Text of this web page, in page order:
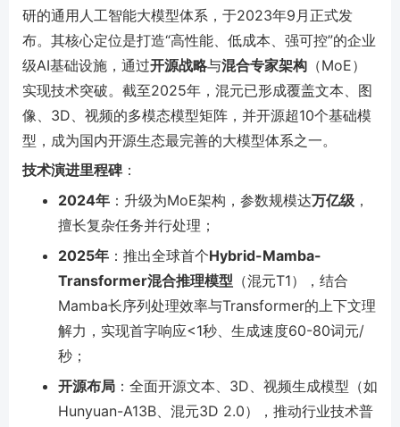
研的通用人工智能大模型体系，于2023年9月正式发
布。其核心定位是打造“高性能、低成本、强可控”的企业
级AI基础设施，通过开源战略与混合专家架构 （MoE）
实现技术突破。截至2025年，混元已形成覆盖文本、图
像、3D、视频的多模态模型矩阵，并开源超10个基础模
型，成为国内开源生态最完善的大模型体系之一。
技术演进里程碑：
2024年 ：升级为MoE架构，参数规模达万亿级 ，
擅长复杂任务并行处理；
2025年 ：推出全球首个Hybrid-Mamba-
Transformer混合推理模型 （混元T1），结合
Mamba长序列处理效率与Transformer的上下文理
解力，实现首字响应<1秒、生成速度60-80词元/
秒；
开源布局 ：全面开源文本、3D、视频生成模型（如
Hunyuan-A13B、混元3D 2.0），推动行业技术普